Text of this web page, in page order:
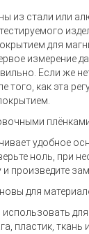
из стали или
для
измерение
Если же
того, как эта
удобное
ноль, при
произведите
для
пластик,